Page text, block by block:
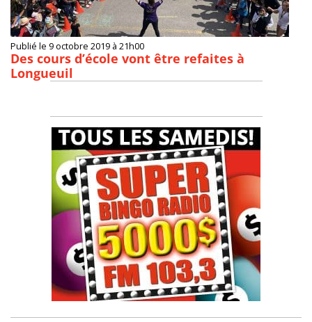
Publié le 9 octobre 2019 à 21h00
Des cours d’école vont être refaites à
Longueuil